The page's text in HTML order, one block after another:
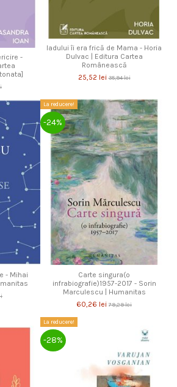
-
Iadului îi era frică de Mama - Horia
Dulvac | Editura Cartea
Românească
25,52 lei35,94 lei
- Mihai
La reducere!
-24%
Carte singura(o
infrabiografie)1957-2017 - Sorin
Marculescu | Humanitas
60,26 lei 79,29 lei
La reducere!
-28%